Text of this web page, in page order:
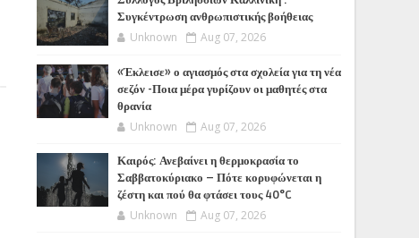
Συγκέντρωση ανθρωπιστικής βοήθειας
Unknown Aug 07, 2026
«Έκλεισε» ο αγιασμός στα σχολεία για τη νέα
σεζόν -Ποια μέρα γυρίζουν οι μαθητές στα
θρανία
Unknown Aug 07, 2026
Καιρός: Ανεβαίνει η θερμοκρασία το
Σαββατοκύριακο – Πότε κορυφώνεται η
ζέστη και πού θα φτάσει τους 40°C
Unknown Aug 07, 2026